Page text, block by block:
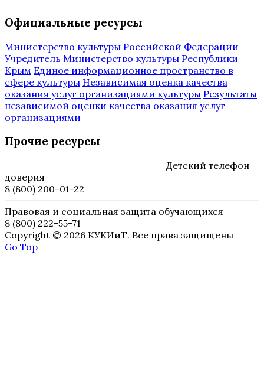
Официальные ресурсы
Министерство культуры Российской Федерации
Учредитель Министерство культуры Республики
Крым Единое информационное пространство в
сфере культуры Независимая оценка качества
оказания услуг организациями культуры Результаты
независимой оценки качества оказания услуг
организациями
Прочие ресурсы
Детский телефон
доверия
8 (800) 200-01-22
Правовая и социальная защита обучающихся
8 (800) 222-55-71
Copyright © 2026 КУКИиТ. Все права защищены
Go Top